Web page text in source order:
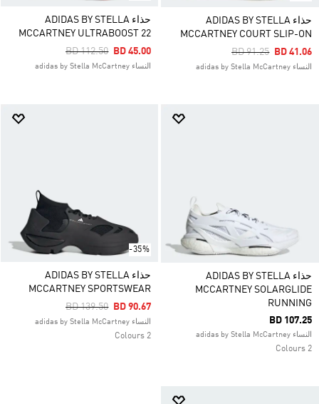
حذاء ADIDAS BY STELLA
MCCARTNEY COURT SLIP-ON
Price Reduced
BD 91.25ToBD 41.06
النساء adidas by Stella McCartney
حذاء ADIDAS BY STELLA
MCCARTNEY ULTRABOOST 22
Price Reduced From
BD 112.50ToBD 45.00
النساء adidas by Stella McCartney
حذاء ADIDAS BY STELLA
MCCARTNEY SOLARGLIDE
RUNNING
BD 107.25
النساء adidas by Stella McCartney
2 Colours
-35%
حذاء ADIDAS BY STELLA
MCCARTNEY SPORTSWEAR
Price Reduced From
BD 139.50ToBD 90.67
النساء adidas by Stella McCartney
2 Colours